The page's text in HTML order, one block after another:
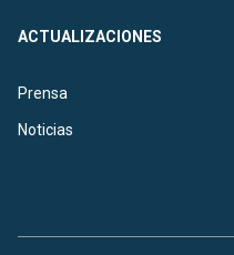
ACTUALIZACIONES
Prensa
Noticias